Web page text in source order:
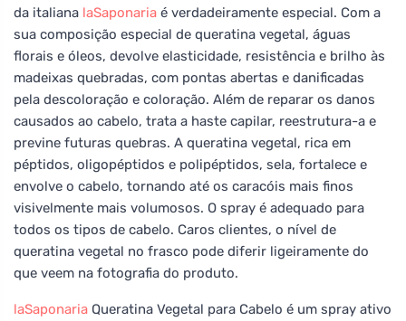
da italiana laSaponaria é verdadeiramente especial. Com a
sua composição especial de queratina vegetal, águas
florais e óleos, devolve elasticidade, resistência e brilho às
madeixas quebradas, com pontas abertas e danificadas
pela descoloração e coloração. Além de reparar os danos
causados ao cabelo, trata a haste capilar, reestrutura-a e
previne futuras quebras. A queratina vegetal, rica em
péptidos, oligopéptidos e polipéptidos, sela, fortalece e
envolve o cabelo, tornando até os caracóis mais finos
visivelmente mais volumosos. O spray é adequado para
todos os tipos de cabelo. Caros clientes, o nível de
queratina vegetal no frasco pode diferir ligeiramente do
que veem na fotografia do produto.
laSaponaria Queratina Vegetal para Cabelo é um spray ativo